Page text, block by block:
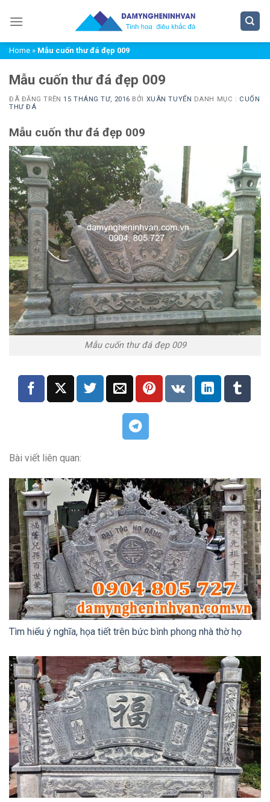
đến
dungHome » Mẫu cuốn thư đá đẹp 009
Mẫu cuốn thư đá đẹp 009
ĐÃ ĐĂNG TRÊN15 THÁNG TƯ, 2016 BỞI XUÂN TUYỂN DANH MỤC : CUỐN
THƯ ĐÁ
Mẫu cuốn thư đá đẹp 009
Mẫu cuốn thư đá đẹp 009
Bài viết liên quan:
Tìm hiểu ý nghĩa, họa tiết trên bức bình phong nhà thờ họ